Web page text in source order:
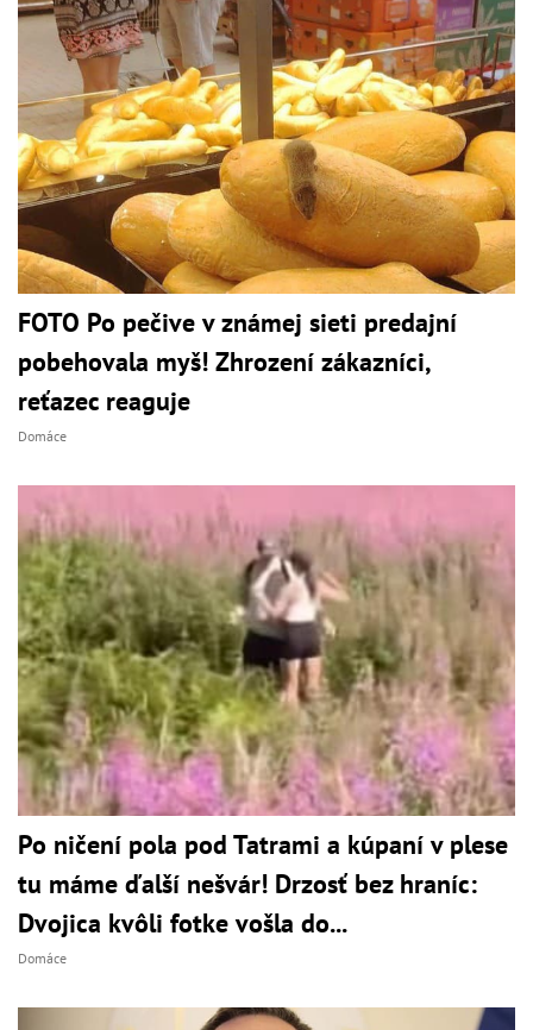
FOTO Po pečive v známej sieti predajní
pobehovala myš! Zhrození zákazníci,
reťazec reaguje
Domáce
Po ničení pola pod Tatrami a kúpaní v plese
tu máme ďalší nešvár! Drzosť bez hraníc:
Dvojica kvôli fotke vošla do...
Domáce